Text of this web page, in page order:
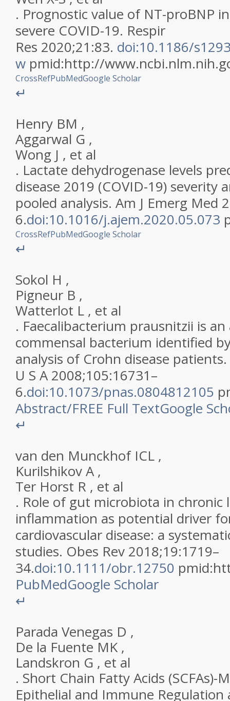
. Prognostic value of NT-proBNP
severe COVID-19. Respir
Res 2020;21:83. doi:10.1186/
w pmid:http://
CrossRefPubMedGoogle Scholar
↵
Henry BM ,
Aggarwal G ,
Wong J , et al
. Lactate dehydrogenase levels
disease 2019 (COVID-19) severity
pooled analysis. Am J Emerg Med
6.doi:10.1016/j.ajem.2020.05.073
CrossRefPubMedGoogle Scholar
↵
Sokol H ,
Pigneur B ,
Watterlot L , et al
. Faecalibacterium prausnitzii is
commensal bacterium identified
analysis of Crohn disease patients.
U S A 2008;105:16731–
6.doi:10.1073/pnas.0804812105
Abstract/FREE Full TextGoogle
↵
van den Munckhof ICL ,
KurilshikovA ,
Ter Horst R , et al
. Role of gut microbiota in chronic
inflammation as potential driver
cardiovascular disease: a
studies. Obes Rev 2018;19:1719–
34.doi:10.1111/obr.12750 pmid:
PubMedGoogle Scholar
↵
Parada Venegas D ,
De la Fuente MK ,
Landskron G , et al
. Short Chain Fatty Acids (SCFAs)-
Epithelial and Immune Regulation